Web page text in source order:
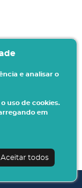
e analisar o
uso de cookies.
em
Aceitar todos